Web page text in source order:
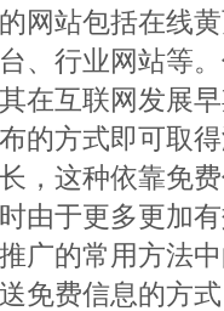
网站包括在线
、行业网站等
在互联网发展
的方式即可取
，这种依靠免
由于更多更加
广的常用方法
免费信息的方